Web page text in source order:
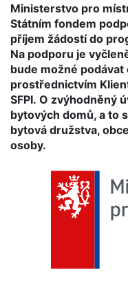
Ministerstvo pro
Státním fondem
příjem žádostí do
Na podporu je
bude možné
prostřednictvím
SFPI. O zvýhodněný
bytových domů, a to
bytová družstva,
osoby.